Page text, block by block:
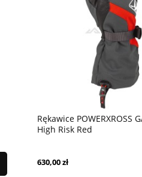
Rękawice POWERXROSS
High Risk Red
630,00 zł